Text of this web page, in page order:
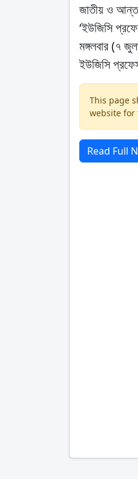
জাতীয় ও
‘ইউজিসি
মঙ্গলবার (৭
ইউজিসি
This page
website
Read Full